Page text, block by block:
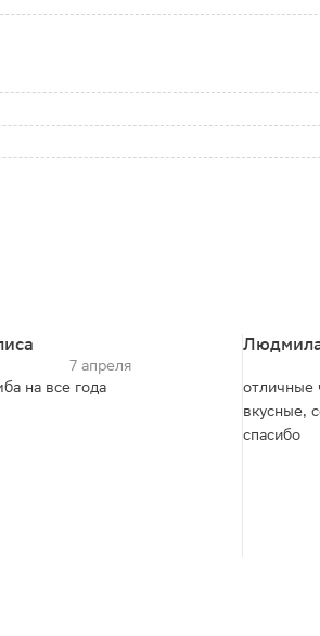
7 апреля
на все года
отличные
вкусные,
спасибо